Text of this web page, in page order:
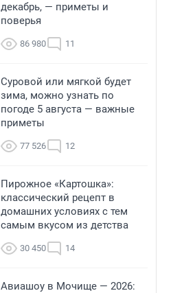
декабрь, — приметы и
поверья
86 980 11
Суровой или мягкой будет
зима, можно узнать по
погоде 5 августа — важные
приметы
77 526 12
Пирожное «Картошка»:
классический рецепт в
домашних условиях с тем
самым вкусом из детства
30 450 14
Авиашоу в Мочище — 2026: